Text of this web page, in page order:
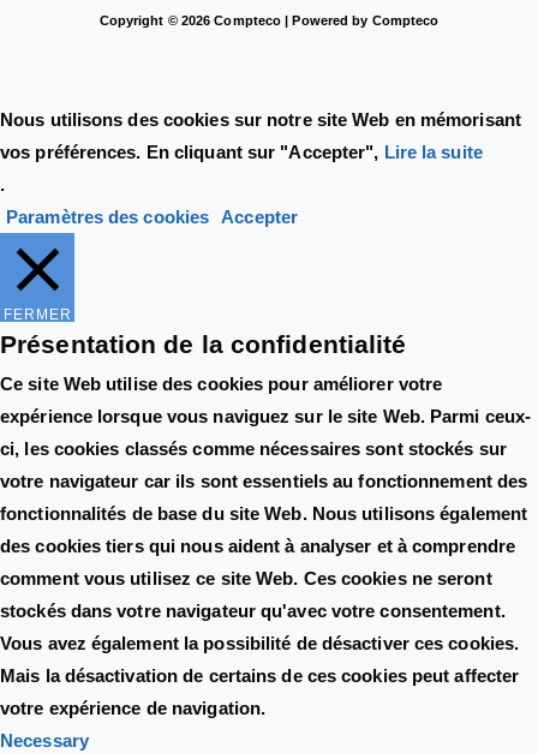
Copyright © 2026 Compteco | Powered by Compteco
Nous utilisons des cookies sur notre site Web en mémorisant
vos préférences. En cliquant sur "Accepter", Lire la suite
.
Paramètres des cookies
Accepter
FERMER
Présentation de la confidentialité
Ce site Web utilise des cookies pour améliorer votre
expérience lorsque vous naviguez sur le site Web. Parmi ceux-
ci, les cookies classés comme nécessaires sont stockés sur
votre navigateur car ils sont essentiels au fonctionnement des
fonctionnalités de base du site Web. Nous utilisons également
des cookies tiers qui nous aident à analyser et à comprendre
comment vous utilisez ce site Web. Ces cookies ne seront
stockés dans votre navigateur qu'avec votre consentement.
Vous avez également la possibilité de désactiver ces cookies.
Mais la désactivation de certains de ces cookies peut affecter
votre expérience de navigation.
Necessary